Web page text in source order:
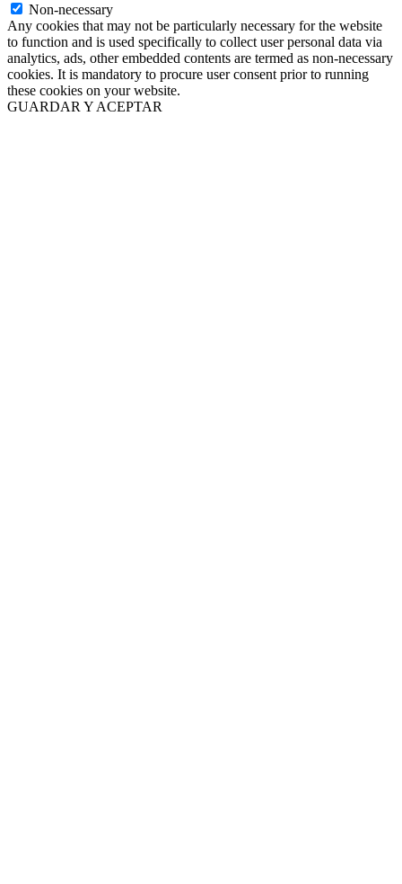
Non-necessary
Any cookies that may not be particularly necessary for the website
to function and is used specifically to collect user personal data via
analytics, ads, other embedded contents are termed as non-necessary
cookies. It is mandatory to procure user consent prior to running
these cookies on your website.
GUARDAR Y ACEPTAR